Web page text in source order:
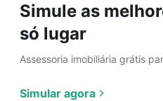
Simule as
só lugar
Assessoria imobiliária grátis
Simular agora